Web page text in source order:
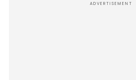
ADVERTISEMENT